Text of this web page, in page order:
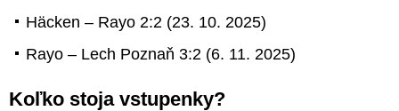
Häcken – Rayo 2:2 (23. 10. 2025)
Rayo – Lech Poznaň 3:2 (6. 11. 2025)
Koľko stoja vstupenky?